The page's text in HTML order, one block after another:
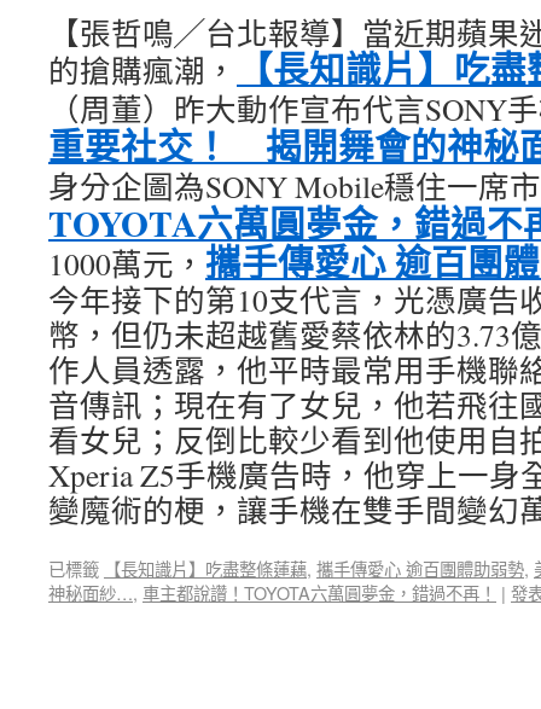
【張哲鳴╱台北報導】當近期蘋果
的搶購瘋潮，
【長知識片】吃
（周董）昨大動作宣布代言SONY
重要社交！ 揭開舞會的神秘
身分企圖為SONY Mobile穩住一席
TOYOTA六萬圓夢金，錯過不
1000萬元， 攜手傳愛心 逾百團
今年接下的第10支代言，光憑廣告
幣，但仍未超越舊愛蔡依林的3.73
作人員透露，他平時最常用手機聯
音傳訊；現在有了女兒，他若飛往
看女兒；反倒比較少看到他使用自
Xperia Z5手機廣告時，他穿上一身
變魔術的梗，讓手機在雙手間變幻
已標籤 【長知識片】吃盡整條蓮藕, 攜手傳愛心 逾百團體助弱勢,
神秘面紗…, 車主都說讚！TOYOTA六萬圓夢金，錯過不再！ | 發